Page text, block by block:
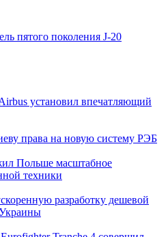
пятого поколения J-20
установил впечатляющий
права на новую систему РЭБ
Польше масштабное
техники
разработку дешевой